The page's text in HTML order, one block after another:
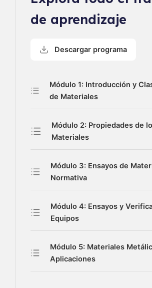
de aprendizaje
Descargar programa
Módulo 1: Introducción y
de Materiales
Módulo 2: Propiedades de
Materiales
Módulo 3: Ensayos de
Normativa
Módulo 4: Ensayos y
Equipos
Módulo 5: Materiales
Aplicaciones